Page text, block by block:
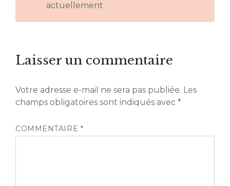
actuellement
Laisser un commentaire
Votre adresse e-mail ne sera pas publiée. Les
champs obligatoires sont indiqués avec *
COMMENTAIRE *